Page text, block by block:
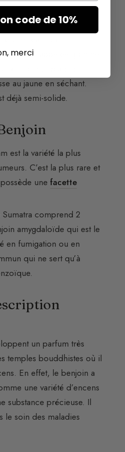
une réaction
aussi appelée gomme
de couleur blanche
au jaune en séchant.
déjà semi-solide.
est la variété la plus
C’est la plus rare et
unefacette
comprend 2
amygdaloïde qui est le
en fumigation ou en
qui ne sert qu’à
un parfum très
temples bouddhistes où il
En effet, le benjoin a
une variété d’encens
substance précieuse. Il
le soin des maladies
code de 10%
merci